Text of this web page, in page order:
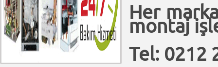
Her
montaj
Tel: 0212